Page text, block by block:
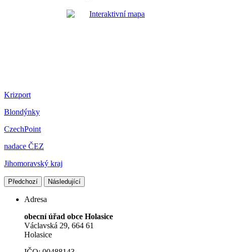
Krizport
Blondýnky
CzechPoint
nadace ČEZ
Jihomoravský kraj
Předchozí Následující
Adresa
obecní úřad obce Holasice
Václavská 29, 664 61
Holasice